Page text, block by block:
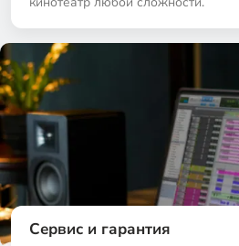
Сервис и гарантия